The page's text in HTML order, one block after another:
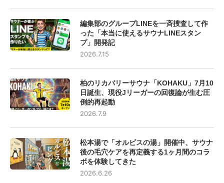
編集部のグループLINEを一斉捜査して作
った「本当に使えるサウナLINEスタン
プ」開発記
2026.7.15
柏のリカバリーサウナ「KOHAKU」7月10
日誕生、現役Jリーガーの回復論が生む圧
倒的再起動
2026.7.9
松本湯で「オルビスの湯」開催中、サウナ
後の毛穴ケアを再定義する1ヶ月間のコラ
ボを体験してきた
2026.6.26